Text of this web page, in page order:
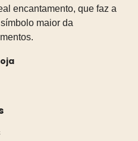
encantamento, que faz a
maior da